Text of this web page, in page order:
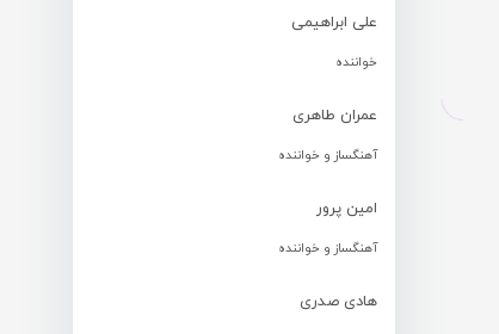
علی ابراهیمی
خواننده
عمران طاهری
آهنگساز و خواننده
امین پرور
آهنگساز و خواننده
هادی صدری